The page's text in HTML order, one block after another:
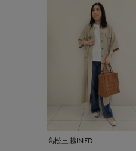
高松三越INED